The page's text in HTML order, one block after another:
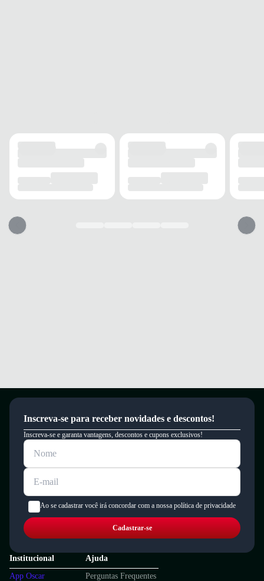
Inscreva-se para receber novidades e descontos!
Inscreva-se e garanta vantagens, descontos e cupons exclusivos!
Ao se cadastrar você irá concordar com a nossa política de privacidade
Cadastrar-se
Institucional
App Oscar
Ajuda
Perguntas Frequentes